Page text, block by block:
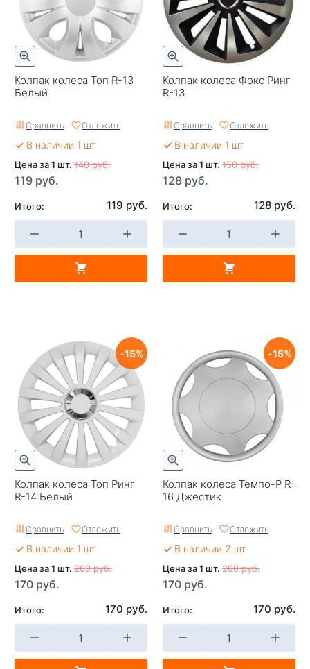
Колпак колеса Топ R-13
Белый
Сравнить Отложить
В наличии 1 шт
Цена за 1 шт. 140 руб.
119 руб.
Итого: 119 руб.
Колпак колеса Фокс Ринг
R-13
Сравнить Отложить
В наличии 1 шт
Цена за 1 шт. 150 руб.
128 руб.
Итого: 128 руб.
Колпак колеса Топ Ринг
R-14 Белый
15
Сравнить Отложить
В наличии 1 шт
Цена за 1 шт. 200 руб.
170 руб.
Итого: 170 руб.
Колпак колеса Темпо-Р R-
16 Джестик
15
Сравнить Отложить
В наличии 2 шт
Цена за 1 шт. 200 руб.
170 руб.
Итого: 170 руб.